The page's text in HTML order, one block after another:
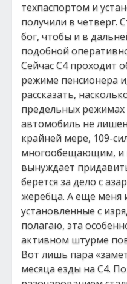
техпаспортом и
получили в четверг.
бог, чтобы и в
подобной
Сейчас С4 проходит
режиме пенсионера
рассказать,
предельных режимах
автомобиль не
крайней мере, 109-
многообещающим, и
вынуждает
берется за дело с
жеребца. А еще меня
установленные с
полагаю, эта
активном штурме
Вот лишь пара
месяца езды на С4.